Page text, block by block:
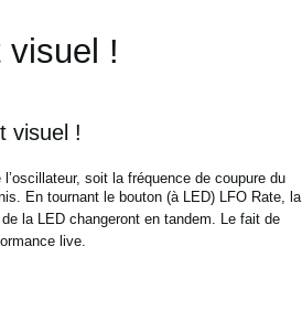
visuel !
visuel !
soit la fréquence de coupure du
En tournant le bouton (à LED) LFO Rate, la
la LED changeront en tandem. Le fait de
live.